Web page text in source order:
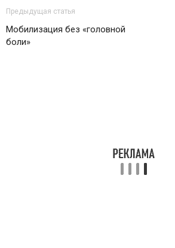
Предыдущая статья
Мобилизация без «головной
боли»